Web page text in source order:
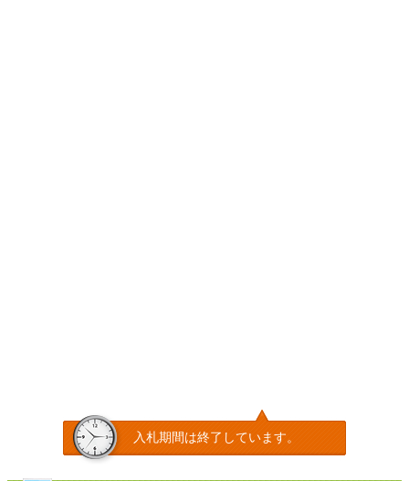
入札期間は終了しています。